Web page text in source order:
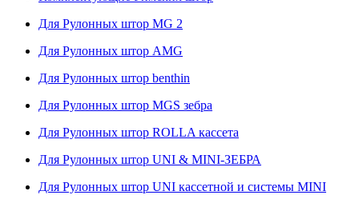
Для Рулонных штор MG 2
Для Рулонных штор AMG
Для Рулонных штор benthin
Для Рулонных штор MGS зебра
Для Рулонных штор ROLLA кассета
Для Рулонных штор UNI & MINI-ЗЕБРА
Для Рулонных штор UNI кассетной и системы MINI